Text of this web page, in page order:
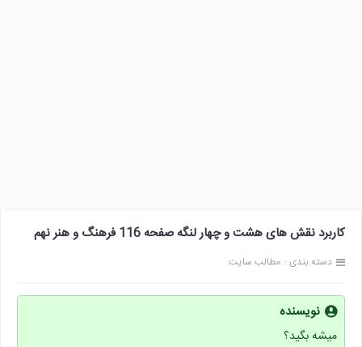
کاربرد نقش های هشت و چهار لنگه صفحه 116 فرهنگ و هنر نهم
دسته بندی : مطالب سایت
نویسنده
میشه بگید؟